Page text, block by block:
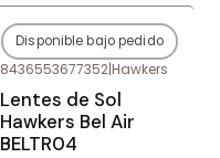
-80%OFF
Agotado
Disponible bajo pedido
8436553677352|Hawkers
Lentes de Sol
Hawkers Bel Air
BELTR04